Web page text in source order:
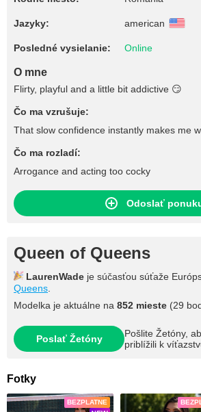
Jazyky: american
Posledné vysielanie: Online
O mne
Flirty, playful and a little bit addictive 😏
Čo ma vzrušuje:
That slow confidence instantly makes me
Čo ma rozladí:
Arrogance and acting too cocky
Odoslať
Queen of Queens
LaurenWade je súčasťou súťaže
Queens
Modelka je aktuálne na 852 mieste (29
Poslať Žetóny Pošlite Žetóny,
priblížili k
Fotky
BEZPLATNE